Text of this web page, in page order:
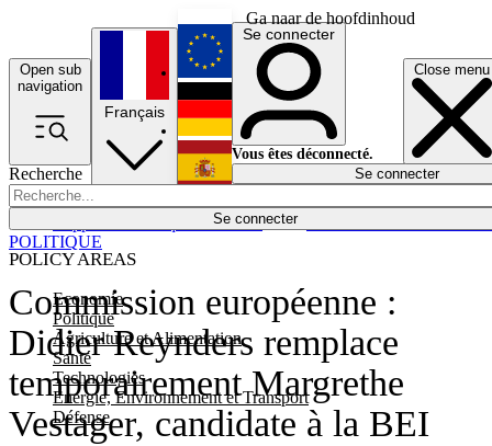
Ga naar de hoofdinhoud
Open sub
navigation
Close menu
Recherche
Se connecter
POLICY AREAS
Economie
Politique
Agriculture et Alimentation
Santé
Technologies
Energie, Environnement et Transport
Défense
Économie
Français
English
Deutsch
Español
Se connecter
Vous êtes déconnecté.
Se connecter
Commission européenne :
Didier Reynders remplace
temporairement Margrethe
Vestager, candidate à la BEI
POLITIQUE